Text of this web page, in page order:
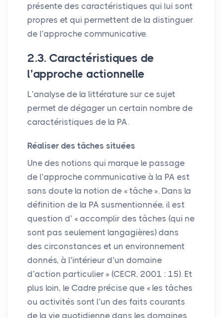
présente des caractéristiques qui lui sont
propres et qui permettent de la distinguer
de l’approche communicative.
2.3. Caractéristiques de
l’approche actionnelle
L’analyse de la littérature sur ce sujet
permet de dégager un certain nombre de
caractéristiques de la PA.
Réaliser des tâches situées
Une des notions qui marque le passage
de l’approche communicative à la PA est
sans doute la notion de « tâche ». Dans la
définition de la PA susmentionnée, il est
question d’ « accomplir des tâches (qui ne
sont pas seulement langagières) dans
des circonstances et un environnement
donnés, à l’intérieur d’un domaine
d’action particulier » (CECR, 2001 : 15). Et
plus loin, le Cadre précise que « les tâches
ou activités sont l’un des faits courants
de la vie quotidienne dans les domaines